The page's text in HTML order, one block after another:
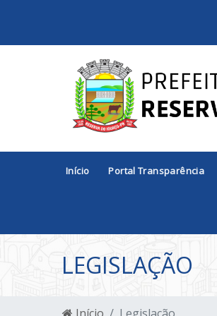
Início Portal Transparência
LEGISLAÇÃO
Início Legislação